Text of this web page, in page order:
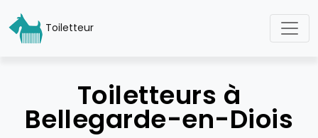
Toiletteur
Toiletteurs à
Bellegarde-en-Diois